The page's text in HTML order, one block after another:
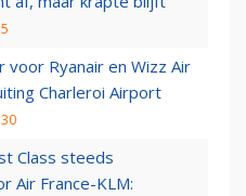
voor Ryanair en Wizz Air
Charleroi Airport
Class steeds
Air France-KLM: